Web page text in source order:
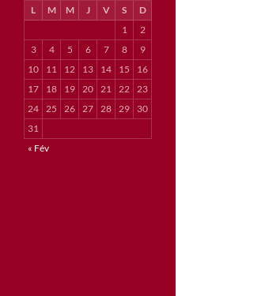
L M M J V S
D
1
2
3
4 5 6 7 8
9
10
11 12 13 14 15
16
17
18 19 20 21 22 23
24 25 26 27 28 29
30
31
« Fév